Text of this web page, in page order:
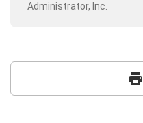
Administrator, Inc.
print